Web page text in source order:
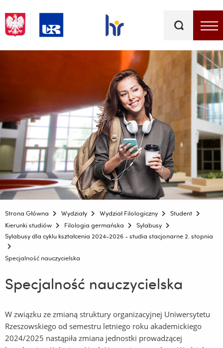
kluczowe
Strona Główna Wydziały Wydział Filologiczny
Student
Kierunki studiów
Filologia germańska
Sylabusy
Sylabusy dla cyklu kształcenia 2024-2026 - studia stacjonarne 2. stopnia
Specjalność nauczycielska
Specjalność nauczycielska
W związku ze zmianą struktury organizacyjnej Uniwersytetu
Rzeszowskiego od semestru letniego roku akademickiego
2024/2025 nastąpiła zmiana jednostki prowadzącej